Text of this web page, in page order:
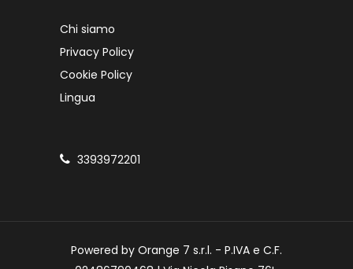
Chi siamo
Privacy Policy
Cookie Policy
Lingua
3393972201
Powered by Orange 7 s.r.l. - P.IVA e C.F.